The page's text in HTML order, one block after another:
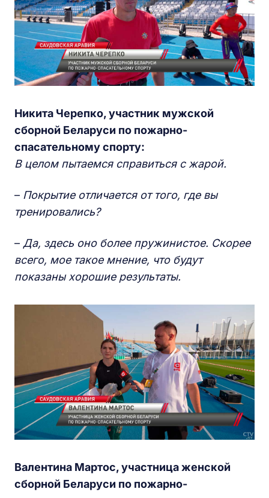
Никита Черепко, участник мужской
сборной Беларуси по пожарно-
спасательному спорту:
В целом пытаемся справиться с жарой.
– Покрытие отличается от того, где вы
тренировались?
– Да, здесь оно более пружинистое. Скорее
всего, мое такое мнение, что будут
показаны хорошие результаты.
Валентина Мартос, участница женской
сборной Беларуси по пожарно-